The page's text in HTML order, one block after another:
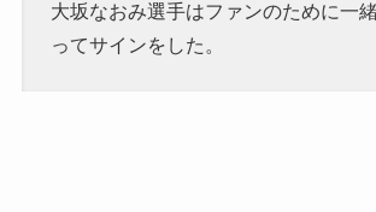
大坂なおみ選手はファンのために一
ってサインをした。